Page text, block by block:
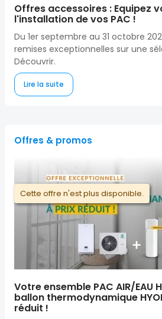
Offres accessoires : Equipez
l'installation de vos PAC !
Du 1er septembre au 31 octobre
remises exceptionnelles sur une
Découvrir.
Lire la suite
Offres & promos
Votre ensemble PAC AIR/EAU
ballon thermodynamique
réduit !
Cette offre n'est plus disponible.